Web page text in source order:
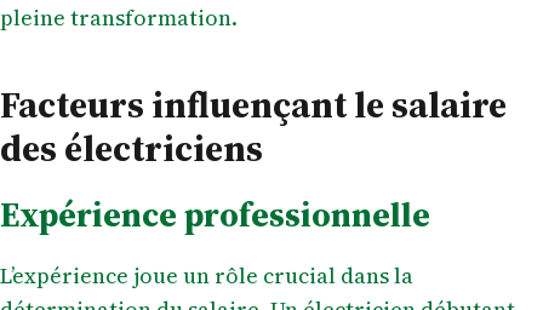
pleine transformation.
Facteurs influençant le salaire
des électriciens
Expérience professionnelle
L’expérience joue un rôle crucial dans la